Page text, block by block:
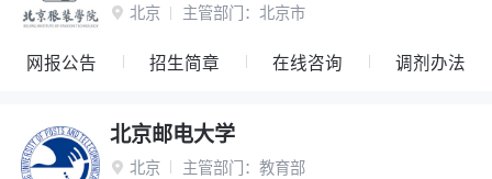
 北京 主管部门： 北京市
网报公告 招生简章 在线咨询 调剂办法
北京邮电大学
 北京 主管部门： 教育部